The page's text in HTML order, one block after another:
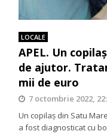
LOCALE
APEL. Un
de ajutor.
mii de euro
7 octombrie 2022,
Un copilaș din Satu
a fost diagnosticat cu